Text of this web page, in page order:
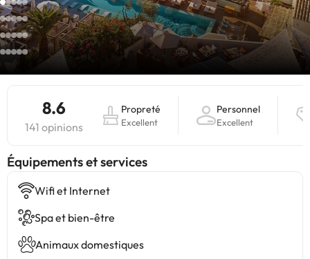
8.6
141 opinions
Propreté
Excellent
Personnel
Excellent
​Équipements et services
Wifi et Internet
Spa et bien-être
Animaux domestiques